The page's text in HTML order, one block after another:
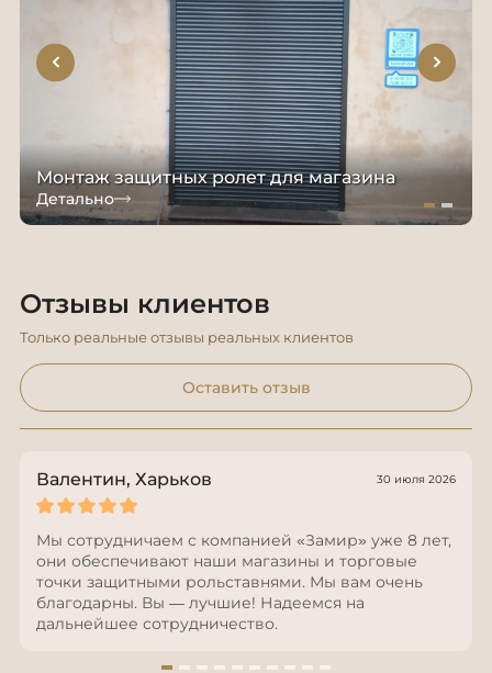
Монтаж защитных ролет для магазина
Детально
Отзывы клиентов
Только реальные отзывы реальных клиентов
Оставить отзыв
Валентин, Харьков 30 июля 2026
Мы сотрудничаем с компанией «Замир» уже 8 лет,
они обеспечивают наши магазины и торговые
точки защитными рольставнями. Мы вам очень
благодарны. Вы — лучшие! Надеемся на
дальнейшее сотрудничество.